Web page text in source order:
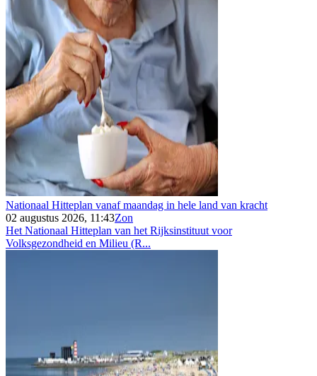
Nationaal Hitteplan vanaf maandag in hele land van kracht
02 augustus 2026, 11:43Zon
Het Nationaal Hitteplan van het Rijksinstituut voor
Volksgezondheid en Milieu (R...